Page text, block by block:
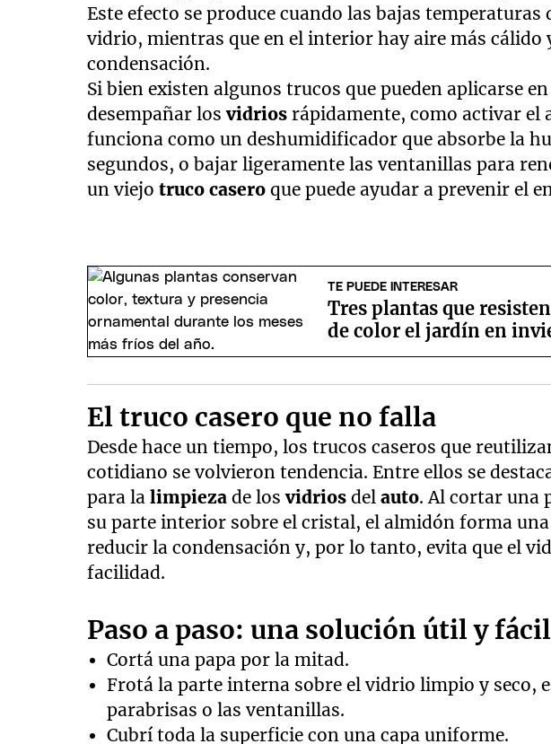
Este efecto se produce cuando las bajas
vidrio, mientras que en el interior hay aire más cálido
condensación.
Si bien existen algunos trucos que pueden aplicarse
desempañar losvidriosrápidamente, como activar el
funciona como un deshumidificador que absorbe la
segundos, o bajar ligeramente las ventanillas para
un viejotruco casero que puede ayudar a prevenir el
TE PUEDE INTERESAR
Tres plantas que
de color el jardín en
El truco casero que no falla
Desde hace un tiempo, los trucos caseros que
cotidiano se volvieron tendencia. Entre ellos se
para lalimpiezade losvidriosdelauto. Al cortar una
su parte interior sobre el cristal, el almidón forma
reducir la condensación y, por lo tanto, evita que el
facilidad.
Paso a paso: una solución útil y fácil
Cortá una papa por la mitad.
Frotá la parte interna sobre el vidrio limpio y seco,
parabrisas o las ventanillas.
Cubrí toda la superficie con una capa uniforme.